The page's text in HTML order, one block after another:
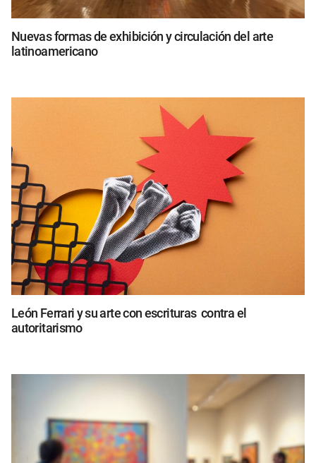
Nuevas formas de exhibición y circulación del arte
latinoamericano
León Ferrari y su arte con escrituras contra el
autoritarismo